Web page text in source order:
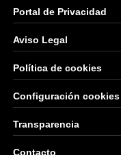
Portal de Privacidad
Aviso Legal
Política de cookies
Configuración cookies
Transparencia
Contacto